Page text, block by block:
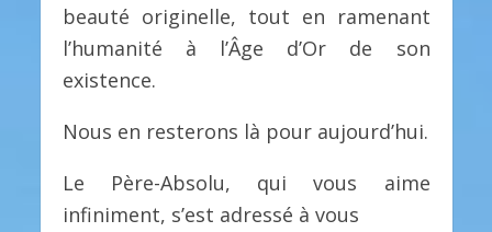
beauté originelle, tout en ramenant
l’humanité à l’Âge d’Or de son
existence.
Nous en resterons là pour aujourd’hui.
Le Père-Absolu, qui vous aime
infiniment, s’est adressé à vous